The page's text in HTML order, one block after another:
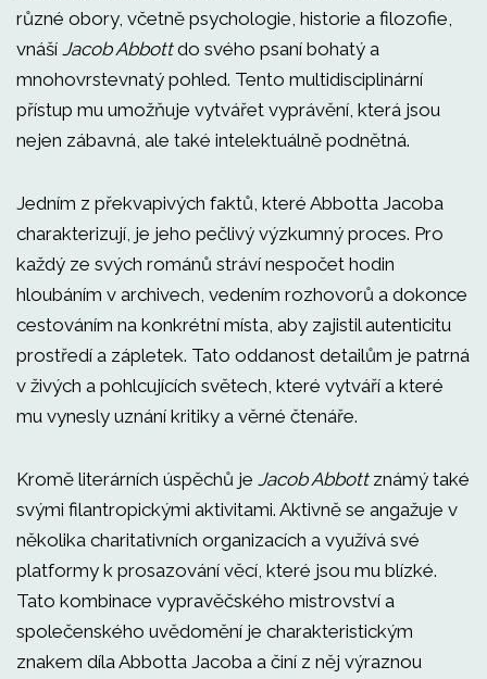
různé obory, včetně psychologie, historie a filozofie,
vnáší Jacob Abbottdo svého psaní bohatý a
mnohovrstevnatý pohled. Tento multidisciplinární
přístup mu umožňuje vytvářet vyprávění, která jsou
nejen zábavná, ale také intelektuálně podnětná.
Jedním z překvapivých faktů, které Abbotta Jacoba
charakterizují, je jeho pečlivý výzkumný proces. Pro
každý ze svých románů stráví nespočet hodin
hloubáním v archivech, vedením rozhovorů a dokonce
cestováním na konkrétní místa, aby zajistil autenticitu
prostředí a zápletek. Tato oddanost detailům je patrná
v živých a pohlcujících světech, které vytváří a které
mu vynesly uznání kritiky a věrné čtenáře.
Kromě literárních úspěchů je Jacob Abbottznámý také
svými filantropickými aktivitami. Aktivně se angažuje v
několika charitativních organizacích a využívá své
platformy k prosazování věcí, které jsou mu blízké.
Tato kombinace vypravěčského mistrovství a
společenského uvědomění je charakteristickým
znakem díla Abbotta Jacoba a činí z něj výraznou